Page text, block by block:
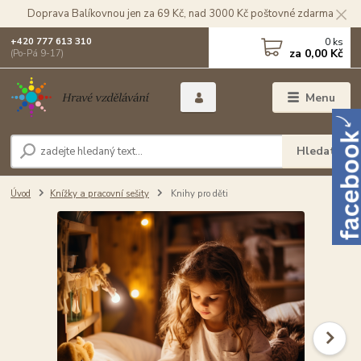
Doprava Balíkovnou jen za 69 Kč, nad 3000 Kč poštovné zdarma
Menu
Hledat
+420 777 613 310
(Po-Pá 9-17)
0 ks
za 0,00 Kč
Úvod Knížky a pracovní sešity Knihy pro děti